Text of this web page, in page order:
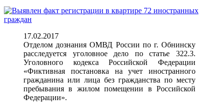
17.02.2017
Отделом дознания ОМВД России по г. Обнинску
расследуется уголовное дело по статье 322.3.
Уголовного кодекса Российской Федерации
«Фиктивная постановка на учет иностранного
гражданина или лица без гражданства по месту
пребывания в жилом помещении в Российской
Федерации».